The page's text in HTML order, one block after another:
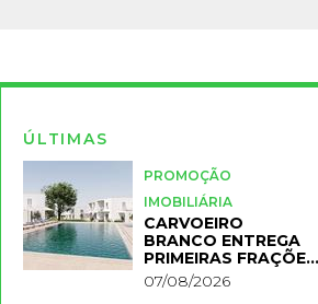
ÚLTIMAS
PROMOÇÃO
IMOBILIÁRIA
CARVOEIRO
BRANCO ENTREGA
PRIMEIRAS FRAÇÕES
DO NOVO RESORT
PRIMELIFE
07/08/2026